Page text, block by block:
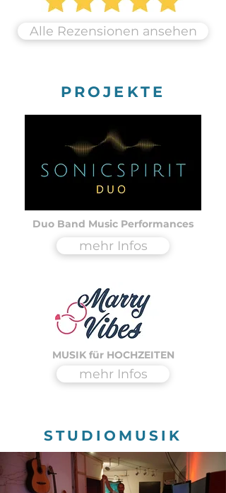
Alle Rezensionen ansehen
PROJEKTE
Duo Band Music Performances
mehr Infos
MUSIK für HOCHZEITEN
mehr Infos
STUDIOMUSIK